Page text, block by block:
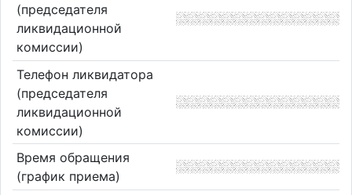
(председателя
ликвидационной
комиссии)
Телефон ликвидатора
(председателя
ликвидационной
комиссии)
Время обращения
(график приема)